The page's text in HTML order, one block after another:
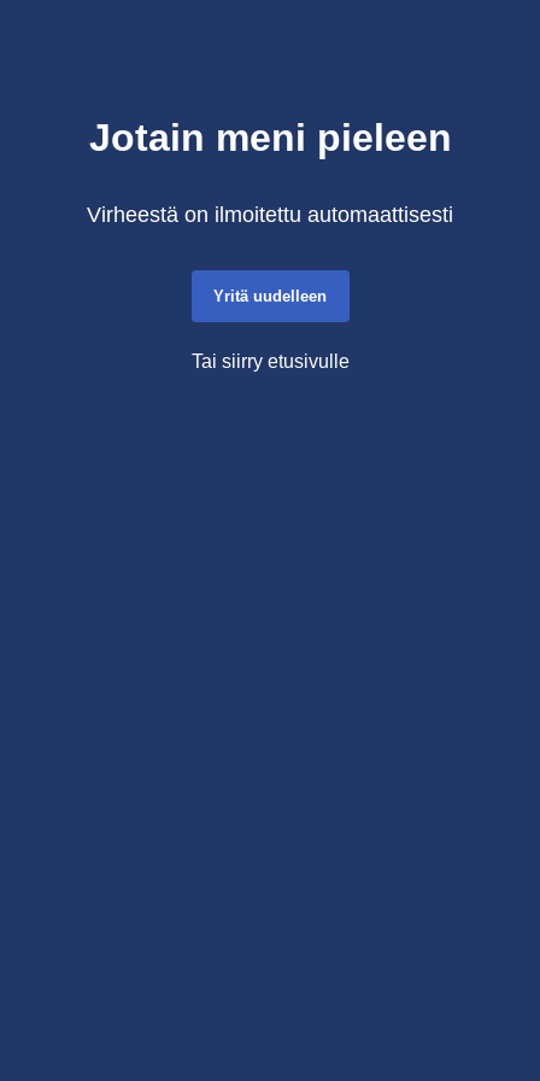
Jotain meni pieleen
Virheestä on ilmoitettu automaattisesti
Yritä uudelleen
Tai siirry etusivulle